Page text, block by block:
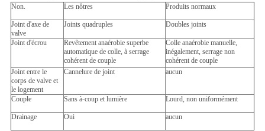
Non. Les nôtres Produits normaux
Joint d'axe de
valve
Joints quadruples Doubles joints
Joint d'écrou
Revêtement anaérobie superbe
automatique de colle, à serrage
cohérent de couple
Colle anaérobie manuelle,
inégalement, serrage non
cohérent de couple
Joint entre le
corps de valve et
le logement
Cannelure de joint aucun
Couple Sans à-coup et lumière Lourd, non uniformément
Drainage Oui aucun